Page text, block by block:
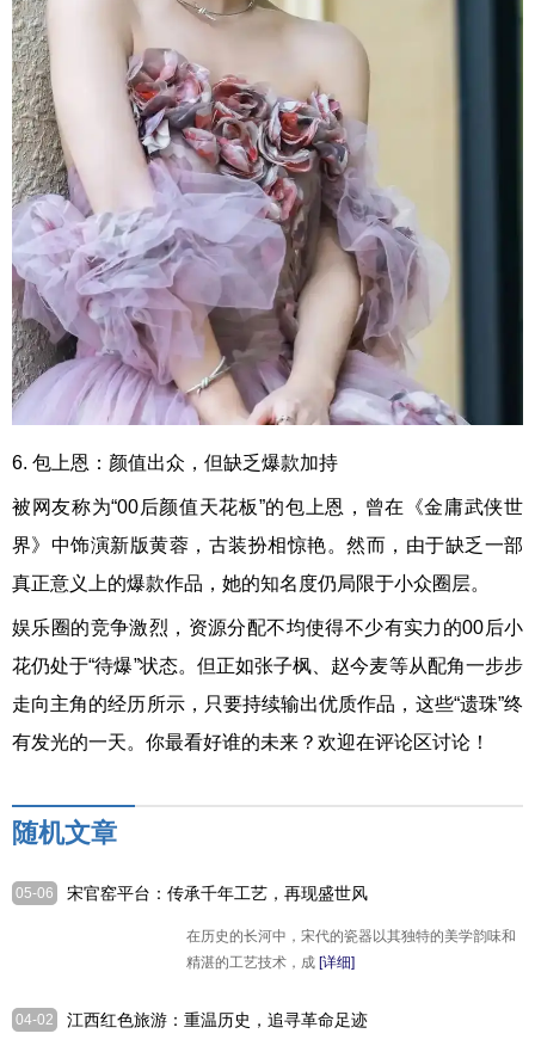
6. 包上恩：颜值出众，但缺乏爆款加持
被网友称为“00后颜值天花板”的包上恩，曾在《金庸武侠世
界》中饰演新版黄蓉，古装扮相惊艳。然而，由于缺乏一部
真正意义上的爆款作品，她的知名度仍局限于小众圈层。
娱乐圈的竞争激烈，资源分配不均使得不少有实力的00后小
花仍处于“待爆”状态。但正如张子枫、赵今麦等从配角一步步
走向主角的经历所示，只要持续输出优质作品，这些“遗珠”终
有发光的一天。你最看好谁的未来？欢迎在评论区讨论！
随机文章
05-06
宋官窑平台：传承千年工艺，再现盛世风
在历史的长河中，宋代的瓷器以其独特的美学韵味和
精湛的工艺技术，成 [详细]
04-02 江西红色旅游：重温历史，追寻革命足迹